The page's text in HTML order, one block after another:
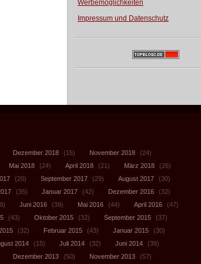
Werbemöglichkeiten
Impressum und Datenschutz
Dezember 2018 (15) November 2018
(24)
Mai 2018 (24) April 2018 (21) März 2018
(26)
(20) September 2017 (29) August 2017
(30)
(35) Januar 2017 (42) Dezember 2016
(32)
Juni 2016 (39) Mai 2016 (44) April 2016
(47)
(43) Oktober 2015 (32) September 2015
(37)
(32) Februar 2015 (43) Januar 2015
(30)
2014 (15) Juli 2014 (32) Juni 2014
(39)
Dezember 2013 (50) November 2013 (57)